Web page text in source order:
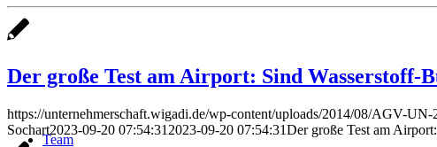
Team
Der große Test am Airport: Sind Wasserstoff-
https://unternehmerschaft.wigadi.de/wp-content/uploads/2014/08/AGV-UN-
Sochart2023-09-20 07:54:31 2023-09-20 07:54:31Der große Test am